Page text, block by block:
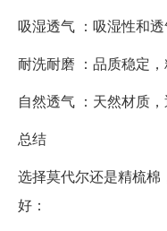
吸湿透气 ：吸湿性和透
耐洗耐磨 ：品质稳定
自然透气 ：天然材质
总结
选择莫代尔还是精梳
好：